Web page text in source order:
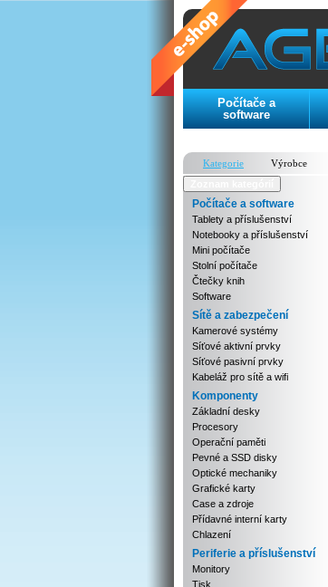
Počítače a
software
Kategorie
Výrobce
Počítače a software
Tablety a příslušenství
Notebooky a příslušenství
Mini počítače
Stolní počítače
Čtečky knih
Software
Sítě a zabezpečení
Kamerové systémy
Síťové aktivní prvky
Síťové pasivní prvky
Kabeláž pro sítě a wifi
Komponenty
Základní desky
Procesory
Operační paměti
Pevné a SSD disky
Optické mechaniky
Grafické karty
Case a zdroje
Přídavné interní karty
Chlazení
Periferie a příslušenství
Monitory
Tisk